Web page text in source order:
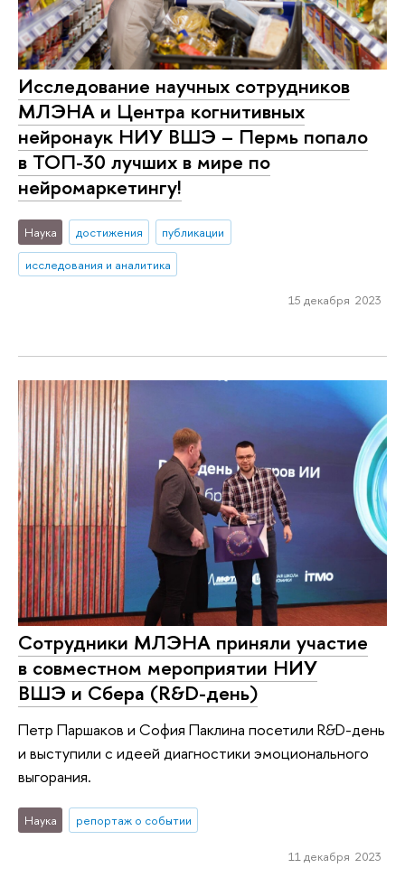
Исследование научных сотрудников
МЛЭНА и Центра когнитивных
нейронаук НИУ ВШЭ – Пермь попало
в ТОП-30 лучших в мире по
нейромаркетингу!
Наука достижения
публикации
исследования и аналитика
15 декабря 2023
Сотрудники МЛЭНА приняли участие
в совместном мероприятии НИУ
ВШЭ и Сбера (R&D-день)
Петр Паршаков и София Паклина посетили R&D-день
и выступили с идеей диагностики эмоционального
выгорания.
Наука репортаж о событии
11 декабря 2023